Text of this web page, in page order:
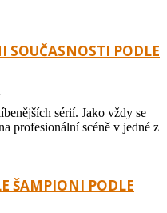
SOUČASNOSTI PODLE
sérií. Jako vždy se
profesionální scéně v jedné z
ŠAMPIONI PODLE